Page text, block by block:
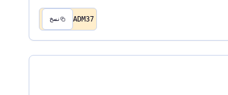
ADM37 نسخ